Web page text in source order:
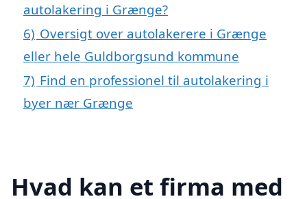
autolakering i Grænge?
6) Oversigt over autolakerere i Grænge
eller hele Guldborgsund kommune
7) Find en professionel til autolakering i
byer nær Grænge
Hvad kan et firma med